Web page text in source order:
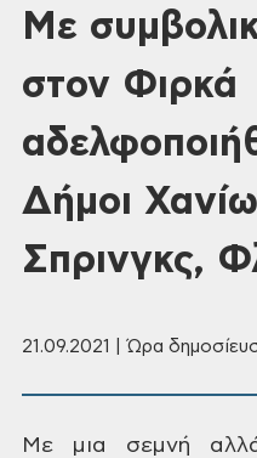
Με
στον Φιρκά
Δήμοι
Σπρινγκς,
21.09.2021 | Ώρα
Με μια σεμνή